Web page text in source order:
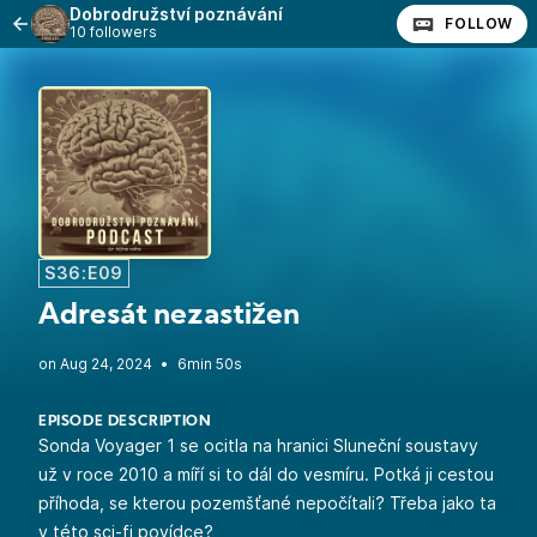
Dobrodružství poznávání
10 followers FOLLOW
S36:E09
Adresát nezastižen
• 6min 50s
EPISODE DESCRIPTION
Sonda Voyager 1 se ocitla na hranici Sluneční soustavy
už v roce 2010 a míří si to dál do vesmíru. Potká ji cestou
příhoda, se kterou pozemšťané nepočítali? Třeba jako ta
v této sci-fi povídce?